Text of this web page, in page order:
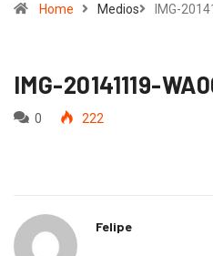
Home Medios IMG-
IMG-20141119-
0 222
Felipe